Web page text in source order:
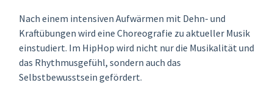
Nach einem intensiven Aufwärmen mit Dehn- und
Kraftübungen wird eine Choreografie zu aktueller Musik
einstudiert. Im HipHop wird nicht nur die Musikalität und
das Rhythmusgefühl, sondern auch das
Selbstbewusstsein gefördert.